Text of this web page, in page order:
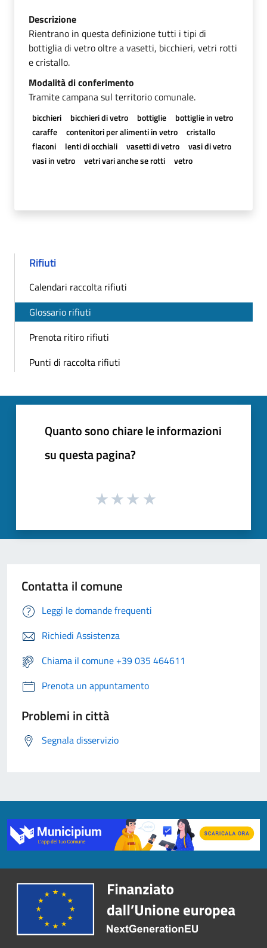
Descrizione
Rientrano in questa definizione tutti i tipi di
bottiglia di vetro oltre a vasetti, bicchieri, vetri rotti
e cristallo.
Modalità di conferimento
Tramite campana sul territorio comunale.
bicchieri bicchieri di vetro bottiglie
bottiglie in vetro
caraffe
contenitori per alimenti in vetro
cristallo
flaconi
lenti di occhiali vasetti di vetro
vasi di vetro
vasi in vetro
vetri vari anche se rotti vetro
Rifiuti
Calendari raccolta rifiuti
Glossario rifiuti
Prenota ritiro rifiuti
Punti di raccolta rifiuti
Quanto sono chiare le informazioni
su questa pagina?
Contatta il comune
Leggi le domande frequenti
Richiedi Assistenza
Chiama il comune +39 035 464611
Prenota un appuntamento
Problemi in città
Segnala disservizio